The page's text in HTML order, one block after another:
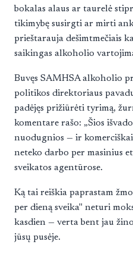
bokalas alaus ar taurelė
tikimybę susirgti ar mirti
prieštarauja dešimtmečiais
saikingas alkoholio
Buvęs SAMHSA alkoholio
politikos direktoriaus
padėjęs prižiūrėti tyrimą,
komentare rašo: „Šios
nuodugnios — ir
neteko darbo per masinius
sveikatos agentūrose.
Ką tai reiškia paprastam
per dieną sveika" neturi
kasdien — verta bent jau
jūsų pusėje.